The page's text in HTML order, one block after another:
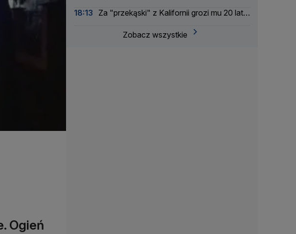
Ogień
18:13
Za "przekąski" z Kalifornii grozi mu 20 lat
Zobacz wszystkie